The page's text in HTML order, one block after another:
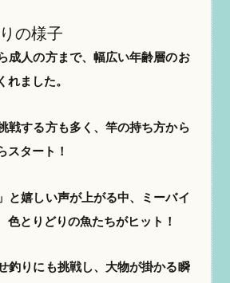
の様子
成人の方まで、幅広い年齢層のお
れました。
戦する方も多く、竿の持ち方から
スタート！
と嬉しい声が上がる中、ミーバイ
色とりどりの魚たちがヒット！
釣りにも挑戦し、大物が掛かる瞬